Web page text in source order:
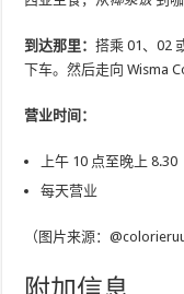
到达那里：搭乘 01、02
下车。然后走向 Wisma
营业时间：
上午 10 点至晚上 8.30
每天营业
（图片来源：